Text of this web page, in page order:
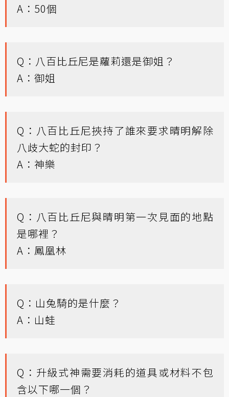
A：50個
Q：八百比丘尼是蘿莉還是御姐？
A：御姐
Q：八百比丘尼挾持了誰來要求晴明解除
八歧大蛇的封印？
A：神樂
Q：八百比丘尼與晴明第一次見面的地點
是哪裡？
A：鳳凰林
Q：山兔騎的是什麼？
A：山蛙
Q：升級式神需要消耗的道具或材料不包
含以下哪一個？